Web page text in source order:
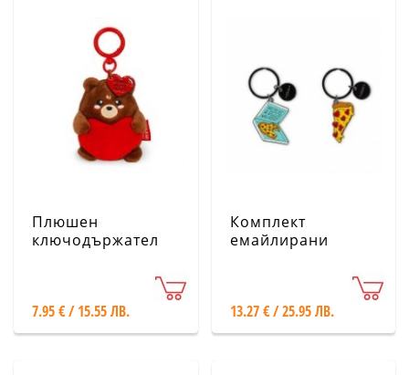
Плюшен
ключодържател
7.95 € / 15.55 ЛВ.
Комплект
емайлирани
13.27 € / 25.95 ЛВ.